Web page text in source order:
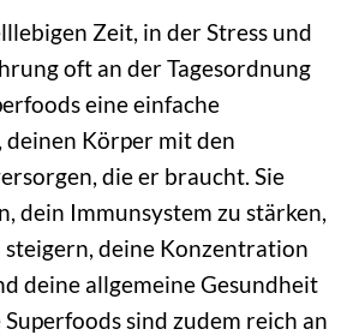
Zeit, in der Stress und
oft an der Tagesordnung
eine einfache
deinen Körper mit den
die er braucht. Sie
dein Immunsystem zu stärken,
steigern, deine Konzentration
deine allgemeine Gesundheit
sind zudem reich an